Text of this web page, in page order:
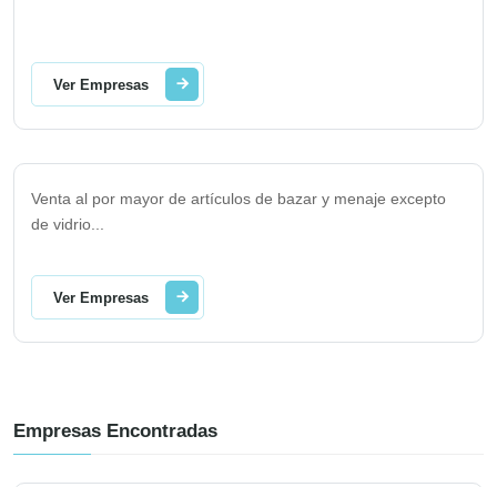
Ver Empresas
Venta al por mayor de artículos de bazar y menaje excepto
de vidrio
Ver Empresas
Empresas Encontradas